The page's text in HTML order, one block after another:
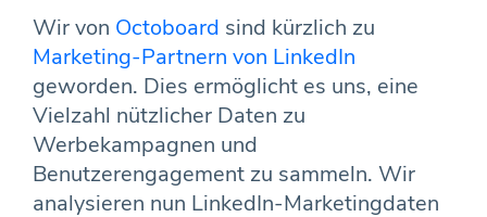
Wir von Octoboard sind kürzlich zu
Marketing-Partnern von LinkedIn
geworden. Dies ermöglicht es uns, eine
Vielzahl nützlicher Daten zu
Werbekampagnen und
Benutzerengagement zu sammeln. Wir
analysieren nun LinkedIn-Marketingdaten